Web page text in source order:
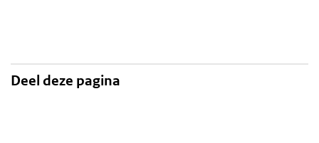
Deel deze pagina